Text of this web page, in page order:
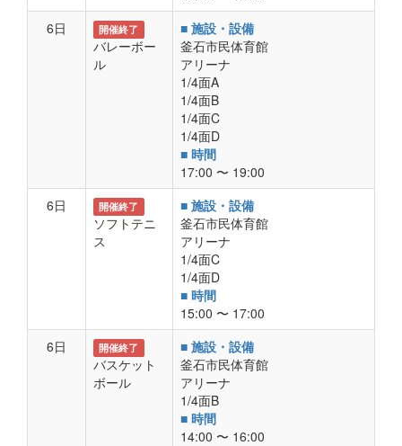
6日
開催終了
バレーボー
ル
■ 施設・設備
釜石市民体育館
アリーナ
1/4面A
1/4面B
1/4面C
1/4面D
■ 時間
17:00 〜 19:00
6日
開催終了
ソフトテニ
ス
■ 施設・設備
釜石市民体育館
アリーナ
1/4面C
1/4面D
■ 時間
15:00 〜 17:00
6日
開催終了
バスケット
ボール
■ 施設・設備
釜石市民体育館
アリーナ
1/4面B
■ 時間
14:00 〜 16:00